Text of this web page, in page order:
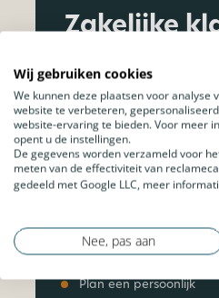
Zakelijke
Bestel je als bouwbedrijf
architect? Of
een bedrijf of organisatie?
eenzakelijk account.
Laat grote maatwerk
Profiteer van
andere voordelen
Plan een persoonlijk
Wij gebruiken cookies
We kunnen deze plaatsen voor analyse
website te verbeteren,
website-ervaring te bieden. Voor meer
opent u de instellingen.
De gegevens worden verzameld voor
meten van de effectiviteit van
gedeeld met Google LLC, meer
Nee, pas aan